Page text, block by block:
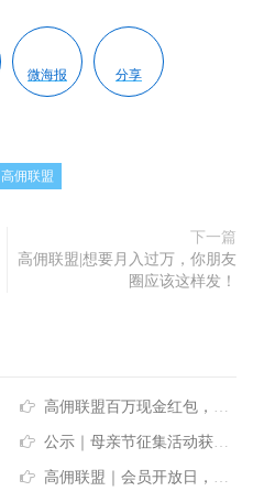
微海报 分享
高佣联盟
下一篇
高佣联盟|想要月入过万，你朋友
圈应该这样发！
高佣联盟百万现金红包，端午节特定大礼，你确定不看看？
公示｜母亲节征集活动获奖名单
高佣联盟｜会员开放日，大咖都说了些什么？